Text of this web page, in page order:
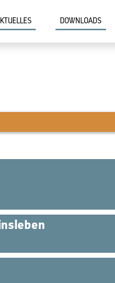
DOWNLOADS